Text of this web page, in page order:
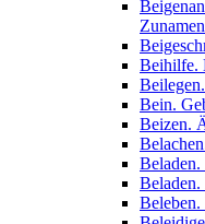
Beihilfe.
Bein.
Beizen.
Beladen.
Beladen.